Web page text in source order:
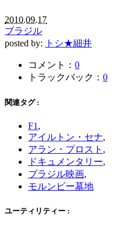
2010.09.17
ブラジル
posted by:
トシ★細井
コメント： 0
トラックバック： 0
関連タグ :
F1 ,
アイルトン・セナ,
アラン・プロスト ,
ドキュメンタリー,
ブラジル映画,
モルンビー墓地
ユーティリティー :